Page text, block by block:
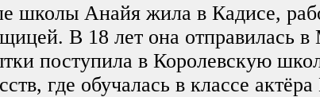
школы Анайя жила в Кадисе,
В 18 лет она отправилась
поступила в Королевскую
где обучалась в классе